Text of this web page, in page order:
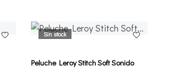
Peluche Leroy Stitch Soft Sonido
Sin stock